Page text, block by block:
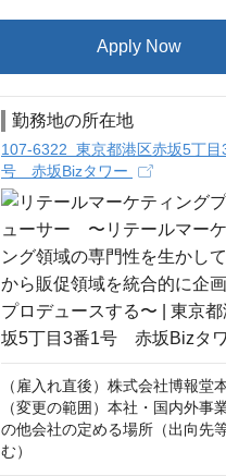
Apply Now
勤務地の所在地
107-6322 東京都港区赤坂5丁目
号 赤坂Bizタワー
（雇入れ直後）株式会社博報堂
（変更の範囲）本社・国内外事
の他会社の定める場所（出向先
む）